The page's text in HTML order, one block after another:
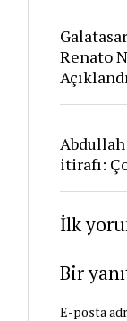
Renato
Abdullah
itirafı:
İlk
Bir
E-posta